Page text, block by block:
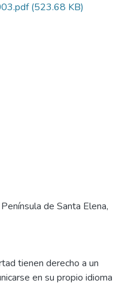
(523.68 KB)
de Santa Elena,
tienen derecho a un
en su propio idioma